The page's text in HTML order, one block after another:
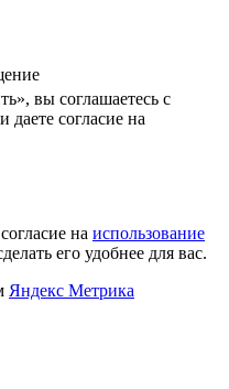
вы соглашаетесь с
и даете согласие на
на использование
его удобнее для вас.
Яндекс Метрика